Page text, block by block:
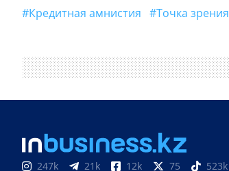
#Кредитная амнистия #Точка зрения
247k 21k 12k 75 523k